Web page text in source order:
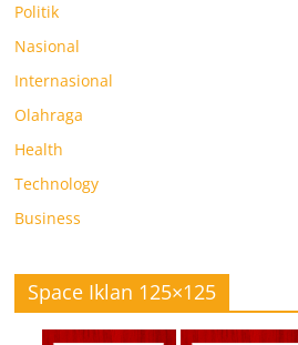
Politik
Nasional
Internasional
Olahraga
Health
Technology
Business
Space Iklan 125×125